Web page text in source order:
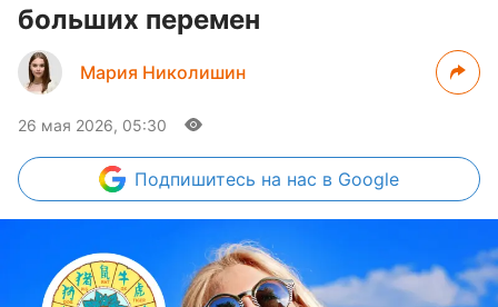
больших перемен
Мария Николишин
26 мая 2026, 05:30
Подпишитесь на нас в Google